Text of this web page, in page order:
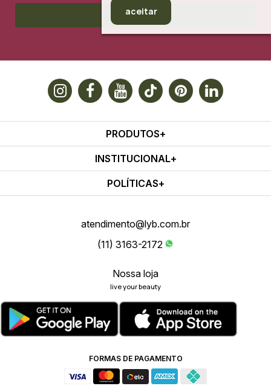
Cadastrar
PRODUTOS
INSTITUCIONAL
POLÍTICAS
atendimento@lyb.com.br
(11) 3163-2172
Nossa loja
live your beauty
FORMAS DE PAGAMENTO
aceitar